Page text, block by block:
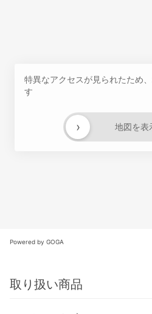
特異なアクセスが見られたため
す
地図を表
›
Powered by GOGA
取り扱い商品